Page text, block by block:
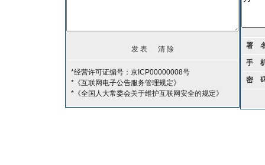
*经营许可证编号：京ICP00000008号
*《互联网电子公告服务管理规定》
*《全国人大常委会关于维护互联网安全的规定》
署
手
密